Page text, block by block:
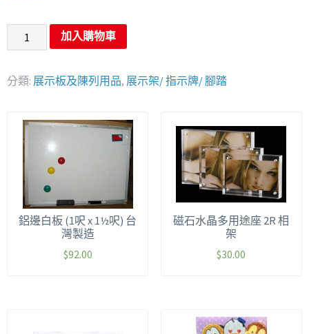
加入購物車
分類: 展示板及陳列用品, 展示架/ 指示牌/ 腳踏
鋁邊白板 (1呎 x 1½呎) 台
灣製造
$92.00
磁石水晶多用途座 2R 相
架
$30.00